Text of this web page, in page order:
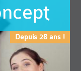
Depuis 28 ans !